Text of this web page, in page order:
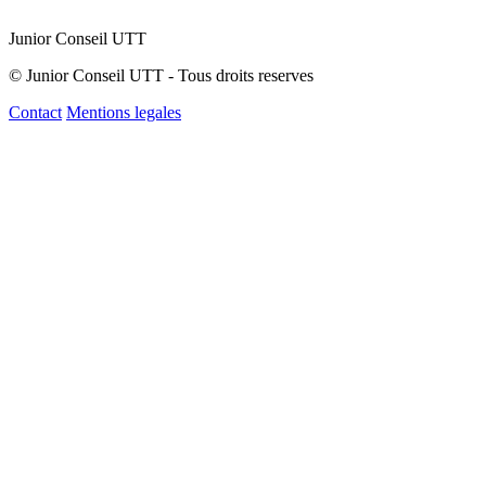
Junior Conseil UTT
© Junior Conseil UTT - Tous droits reserves
Contact Mentions legales